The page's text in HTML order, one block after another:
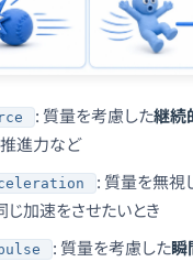
: 質量を考慮した継続
推進力など
: 質量を無視
じ加速をさせたいとき
: 質量を考慮した瞬